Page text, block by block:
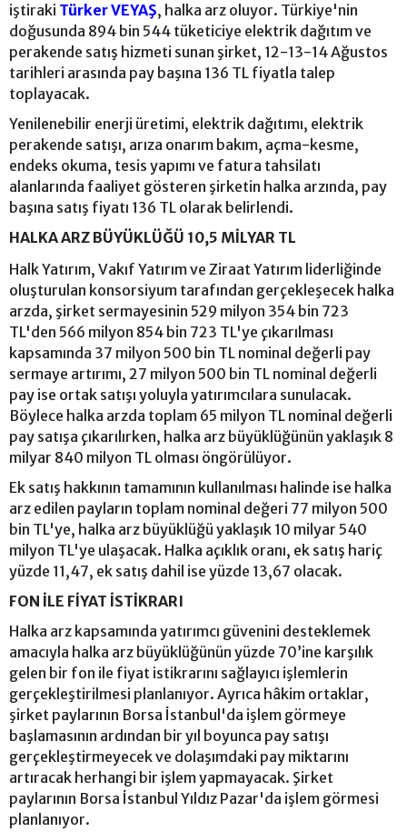
iştiraki Türker VEYAŞ, halka arz oluyor. Türkiye'nin
doğusunda 894 bin 544 tüketiciye elektrik dağıtım ve
perakende satış hizmeti sunan şirket, 12-13-14 Ağustos
tarihleri arasında pay başına 136 TL fiyatla talep
toplayacak.
Yenilenebilir enerji üretimi, elektrik dağıtımı, elektrik
perakende satışı, arıza onarım bakım, açma-kesme,
endeks okuma, tesis yapımı ve fatura tahsilatı
alanlarında faaliyet gösteren şirketin halka arzında, pay
başına satış fiyatı 136 TL olarak belirlendi.
HALKA ARZ BÜYÜKLÜĞÜ 10,5 MİLYAR TL
Halk Yatırım, Vakıf Yatırım ve Ziraat Yatırım liderliğinde
oluşturulan konsorsiyum tarafından gerçekleşecek halka
arzda, şirket sermayesinin 529 milyon 354 bin 723
TL'den 566 milyon 854 bin 723 TL'ye çıkarılması
kapsamında 37 milyon 500 bin TL nominal değerli pay
sermaye artırımı, 27 milyon 500 bin TL nominal değerli
pay ise ortak satışı yoluyla yatırımcılara sunulacak.
Böylece halka arzda toplam 65 milyon TL nominal değerli
pay satışa çıkarılırken, halka arz büyüklüğünün yaklaşık 8
milyar 840 milyon TL olması öngörülüyor.
Ek satış hakkının tamamının kullanılması halinde ise halka
arz edilen payların toplam nominal değeri 77 milyon 500
bin TL'ye, halka arz büyüklüğü yaklaşık 10 milyar 540
milyon TL'ye ulaşacak. Halka açıklık oranı, ek satış hariç
yüzde 11,47, ek satış dahil ise yüzde 13,67 olacak.
FON İLE FİYAT İSTİKRARI
Halka arz kapsamında yatırımcı güvenini desteklemek
amacıyla halka arz büyüklüğünün yüzde 70’ine karşılık
gelen bir fon ile fiyat istikrarını sağlayıcı işlemlerin
gerçekleştirilmesi planlanıyor. Ayrıca hâkim ortaklar,
şirket paylarının Borsa İstanbul'da işlem görmeye
başlamasının ardından bir yıl boyunca pay satışı
gerçekleştirmeyecek ve dolaşımdaki pay miktarını
artıracak herhangi bir işlem yapmayacak. Şirket
paylarının Borsa İstanbul Yıldız Pazar'da işlem görmesi
planlanıyor.